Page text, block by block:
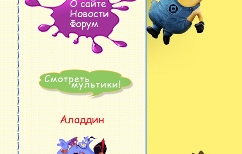
О сайте
Новости
Форум
Аладдин